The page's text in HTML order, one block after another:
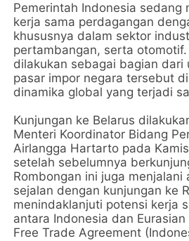
Pemerintah Indonesia sedang
kerja sama perdagangan
khususnya dalam sektor
pertambangan, serta
dilakukan sebagai bagian dari
pasar impor negara tersebut
dinamika global yang terjadi
Kunjungan ke Belarus
Menteri Koordinator Bidang
Airlangga Hartarto pada
setelah sebelumnya
Rombongan ini juga menjalani
sejalan dengan kunjungan ke
menindaklanjuti potensi kerja
antara Indonesia dan Eurasian
Free Trade Agreement